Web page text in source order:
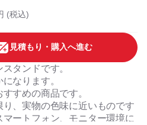
(税込)
タンドです。
なります。
すめの商品です。
、実物の色味に近いものです
ートフォン、モニター環境に
⾒積もり・購⼊へ進む